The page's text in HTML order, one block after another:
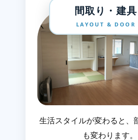
間取り・建具
LAYOUT & DOOR
生活スタイルが変わると、
も変わります。